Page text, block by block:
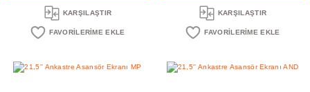
KARŞILAŞTIR KARŞILAŞTIR